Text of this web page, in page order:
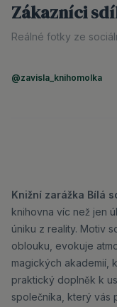
Zákazníci
Reálné fotky ze
@zavisla_knihomolka
Knižní zarážka Bílá
knihovna víc než jen
úniku z reality. Motiv
oblouku, evokuje
magických akademií,
praktický doplněk k
společníka, který vás